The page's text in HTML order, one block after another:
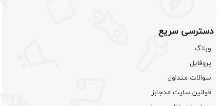
دسترسی سریع
وبلاگ
پروفایل
سوالات متداول
قوانین سایت مدجابز